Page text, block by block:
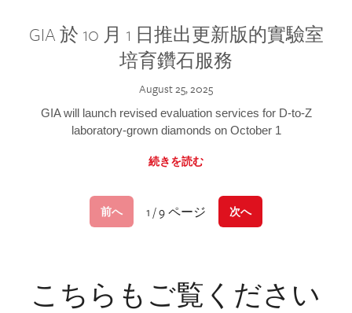
GIA 於 10 月 1 日推出更新版的實驗室
培育鑽石服務
August 25, 2025
GIA will launch revised evaluation services for D-to-Z
laboratory-grown diamonds on October 1
続きを読む
前へ 1 / 9 ページ 次へ
こちらもご覧ください